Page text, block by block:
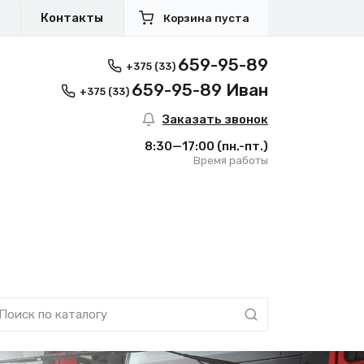
Контакты Корзина пуста
+375 (33) 659-95-89
+375 (33) 659-95-89 Иван
Заказать звонок
8:30—17:00 (пн.-пт.)
Время работы